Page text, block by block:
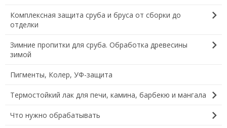
Комплексная защита сруба и бруса от сборки до
отделки
chevron_right
Зимние пропитки для сруба. Обработка древесины
зимой
chevron_right
Пигменты, Колер, УФ-защита
Термостойкий лак для печи, камина, барбекю и мангала chevron_right
Что нужно обрабатывать chevron_right